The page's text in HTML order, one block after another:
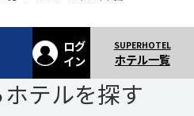
ログ
イン
ホテル一覧
テルを探す